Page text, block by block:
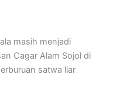
masih menjadi
Cagar Alam Sojol di
satwa liar